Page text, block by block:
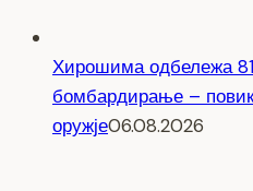
Хирошима одбележа
бомбардирање –
оружје06.08.2026